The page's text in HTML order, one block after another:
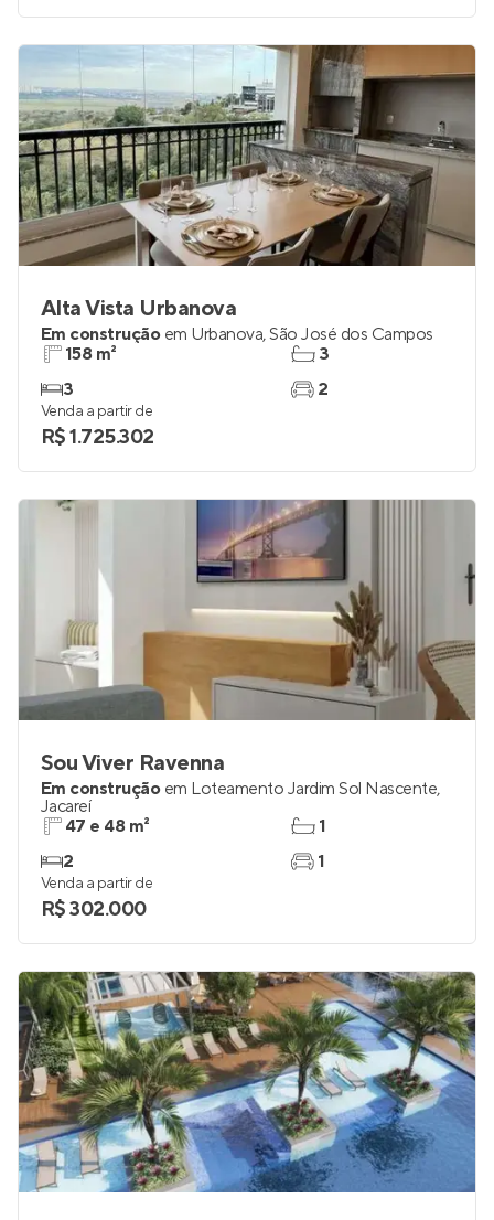
Alta Vista Urbanova
Em construção em Urbanova,São José dos Campos
158 m²
3
3
2
Venda a partir de
R$ 1.725.302
Sou Viver Ravenna
Em construção em Loteamento Jardim Sol Nascente,
Jacareí
47 e 48 m²
2
1
1
Venda a partir de
R$ 302.000